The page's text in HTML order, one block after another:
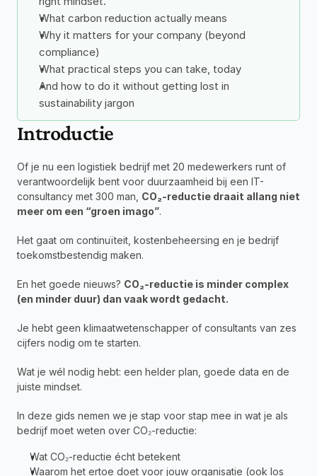
What carbon reduction actually means
Why it matters for your company (beyond
compliance)
What practical steps you can take, today
And how to do it without getting lost in
sustainability jargon
Introductie
Of je nu een logistiek bedrijf met 20 medewerkers runt of
verantwoordelijk bent voor duurzaamheid bij een IT-
consultancy met 300 man, CO₂-reductie draait allang niet
meer om een “groen imago”.
Het gaat om continuïteit, kostenbeheersing en je bedrijf
toekomstbestendig maken.
En het goede nieuws? CO₂-reductie is minder complex
(en minder duur) dan vaak wordt gedacht.
Je hebt geen klimaatwetenschapper of consultants van zes
cijfers nodig om te starten.
Wat je wél nodig hebt: een helder plan, goede data en de
juiste mindset.
In deze gids nemen we je stap voor stap mee in wat je als
bedrijf moet weten over CO₂-reductie:
Wat CO₂-reductie écht betekent
Waarom het ertoe doet voor jouw organisatie (ook los